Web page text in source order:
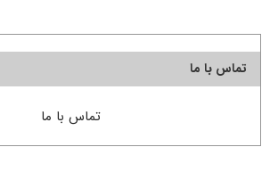
تماس با ما
تماس با ما